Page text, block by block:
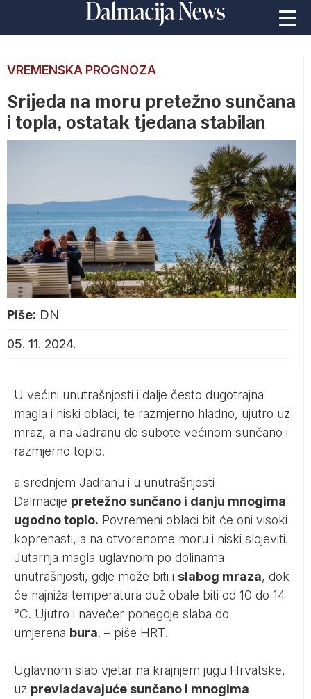
VREMENSKA PROGNOZA
Srijeda na moru pretežno sunčana
i topla, ostatak tjedana stabilan
Piše: DN
05. 11. 2024.
U većini unutrašnjosti i dalje često dugotrajna
magla i niski oblaci, te razmjerno hladno, ujutro uz
mraz, a na Jadranu do subote većinom sunčano i
razmjerno toplo.
a srednjem Jadranu i u unutrašnjosti
Dalmacije pretežno sunčano i danju mnogima
ugodno toplo. Povremeni oblaci bit će oni visoki
koprenasti, a na otvorenome moru i niski slojeviti.
Jutarnja magla uglavnom po dolinama
unutrašnjosti, gdje može biti i slabog mraza, dok
će najniža temperatura duž obale biti od 10 do 14
°C. Ujutro i navečer ponegdje slaba do
umjerena bura. – piše HRT.
Uglavnom slab vjetar na krajnjem jugu Hrvatske,
uz prevladavajuće sunčano i mnogima